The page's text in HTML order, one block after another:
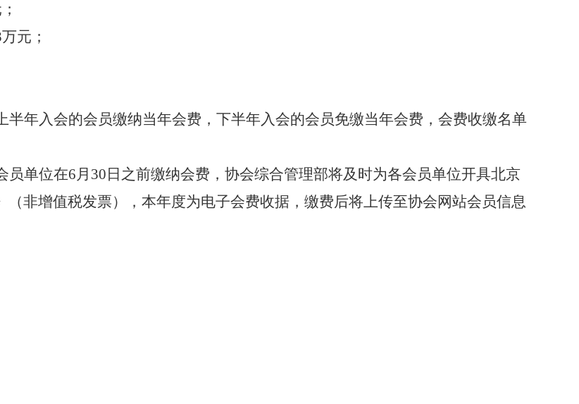
元；
年入会的会员缴纳当年会费，下半年入会的会员免缴当年会费， 会费收缴名单
单位在6月30日之前缴纳会费，协会综合管理部将及时为各会员单位开具北京
非增值税发票），本年度为电子会费收据，缴费后将上传至协会网站会员信息